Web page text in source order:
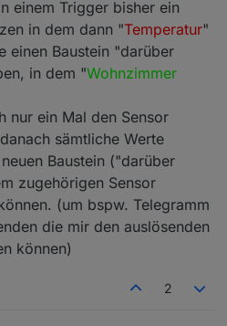
einem Trigger bisher ein
in dem dann "Temperatur"
einen Baustein "darüber
in dem "Wohnzimmer
nur ein Mal den Sensor
sämtliche Werte
Baustein ("darüber
zugehörigen Sensor
(um bspw. Telegramm
die mir den auslösenden
können)
2